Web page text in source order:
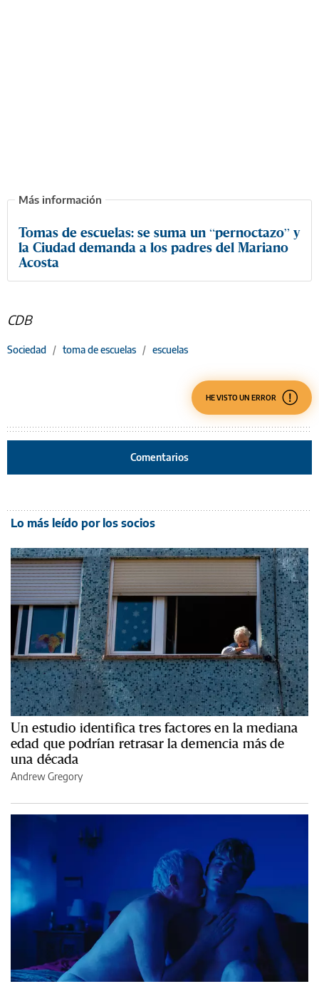
Tomas de escuelas: se suma un “pernoctazo” y
la Ciudad demanda a los padres del Mariano
Acosta
CDB
Sociedad / toma de escuelas / escuelas
HE VISTO UN ERROR
Comentarios
Lo más leído por los socios
Un estudio identifica tres factores en la mediana
edad que podrían retrasar la demencia más de
una década
Andrew Gregory